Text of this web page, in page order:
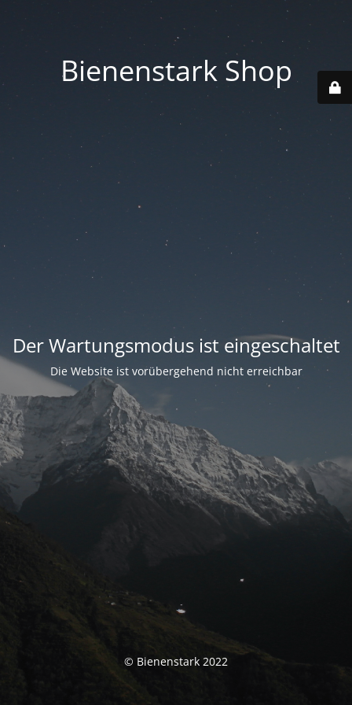
Bienenstark Shop
Der Wartungsmodus ist eingeschaltet
Die Website ist vorübergehend nicht erreichbar
© Bienenstark 2022